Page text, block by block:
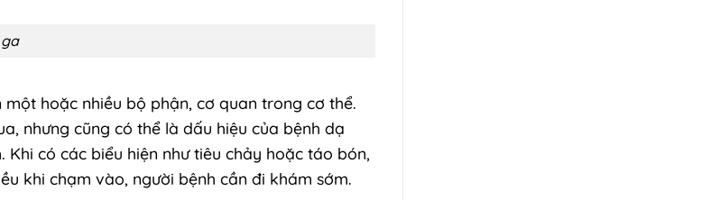
hoặc nhiều bộ phận, cơ quan trong cơ thể.
nhưng cũng có thể là dấu hiệu của bệnh dạ
có các biểu hiện như tiêu chảy hoặc táo bón,
khi chạm vào, người bệnh cần đi khám sớm.